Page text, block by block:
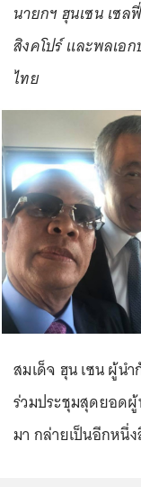
นายกฯ ฮุนเซน เซ
สิงคโปร์ และพลเอ
ไทย
สมเด็จ ฮุน เซน ผู้น
ร่วมประชุมสุดยอด
มา กล่ายเป็นอีกหนึ่